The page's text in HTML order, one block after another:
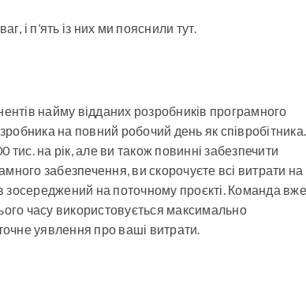
і п’ять із них ми пояснили тут.
найму відданих розробників програмного
на повний робочий день як співробітника.
тис. на рік, але ви також повинні забезпечити
забезпечення, ви скорочуєте всі витрати на
зосереджений на поточному проєкті. Команда вже
часу використовується максимально
уявлення про ваші витрати.